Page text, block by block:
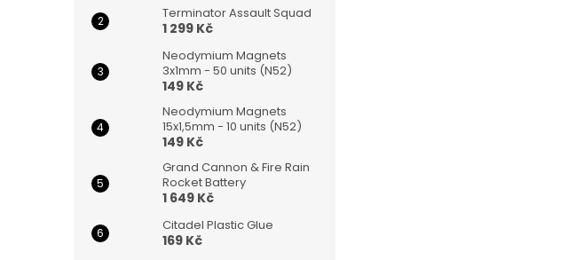
Terminator Assault Squad
1 299 Kč
Neodymium Magnets
3x1mm - 50 units (N52)
149 Kč
Neodymium Magnets
15x1,5mm - 10 units (N52)
149 Kč
Grand Cannon & Fire Rain
Rocket Battery
1 649 Kč
Citadel Plastic Glue
169 Kč